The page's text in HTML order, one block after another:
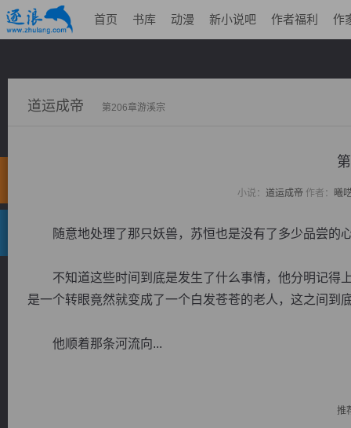
首页 书库 动漫 新小说吧 作者福利 作
道运成帝 第206章游溪宗
小说： 道运成帝 作者： 曦
随意地处理了那只妖兽，苏恒也是没有了多少品尝的
不知道这些时间到底是发生了什么事情，他分明记得
是一个转眼竟然就变成了一个白发苍苍的老人，这之间到
他顺着那条河流向...
推